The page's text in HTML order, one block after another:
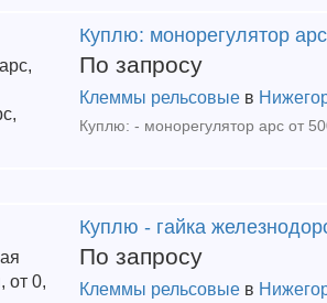
Куплю: монорегулятор
По запросу
Клеммы рельсовые в
Куплю - гайка
По запросу
Клеммы рельсовые в